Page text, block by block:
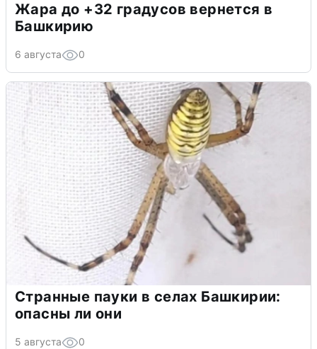
Жара до +32 градусов вернется в
Башкирию
6 августа 0
Странные пауки в селах Башкирии:
опасны ли они
5 августа 0